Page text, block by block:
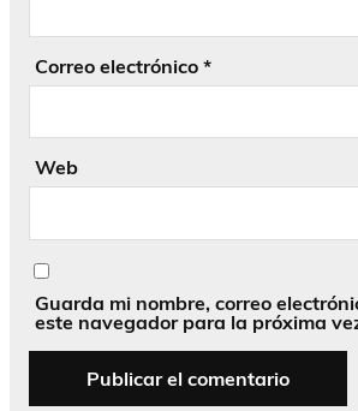
Correo electrónico *
Web
Guarda mi nombre, correo
este navegador para la próxima